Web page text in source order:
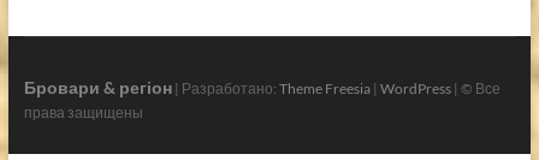
Бровари & регіон| Разработано: Theme Freesia| WordPress| © Все
права защищены